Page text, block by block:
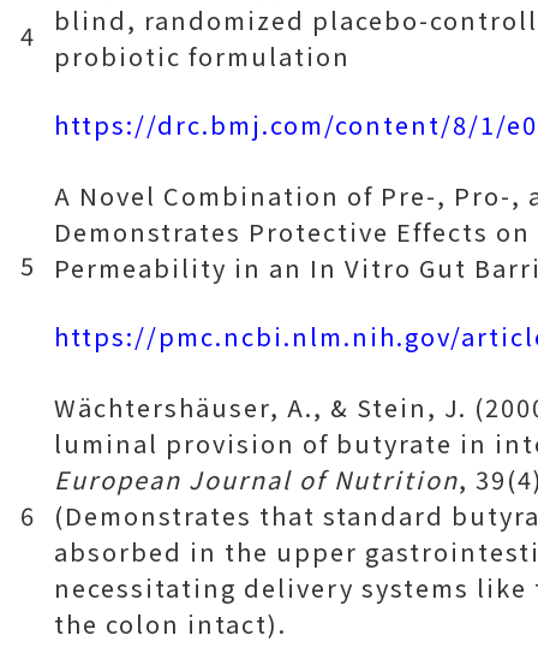
4
blind, randomized placebo-
probiotic formulation
https://drc.bmj.com/content/8/1/
5
A Novel Combination of Pre-, Pro-,
Demonstrates Protective Effects
Permeability in an In Vitro Gut
https://pmc.ncbi.nlm.nih.gov/
6
Wächtershäuser, A., & Stein, J.
luminal provision of butyrate in
European Journal of Nutrition,
(Demonstrates that standard
absorbed in the upper
necessitating delivery systems
the colon intact).